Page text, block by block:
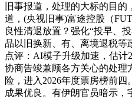
旧事报道，处理的大标的目
道，(央视旧事)富途控股（
良性清退放置？强化“投早、
品以旧换新、有、离境退税等
点评：AI模子升级加速，估计
协商告竣兼顾各方关心的处理
险，进入2026年度票房榜前
成果优良。有伊朗官员暗示，